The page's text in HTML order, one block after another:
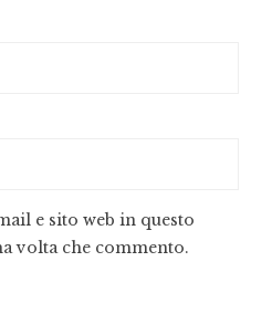
e sito web in questo
volta che commento.